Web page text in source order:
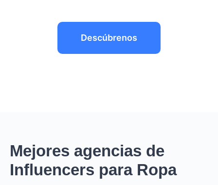
Descúbrenos
Mejores agencias de
Influencers para Ropa